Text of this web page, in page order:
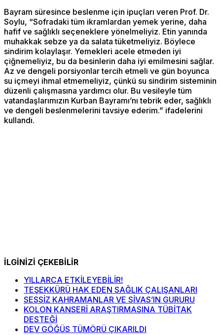
Bayram süresince beslenme için ipuçları veren Prof. Dr.
Soylu, “Sofradaki tüm ikramlardan yemek yerine, daha
hafif ve sağlıklı seçeneklere yönelmeliyiz. Etin yanında
muhakkak sebze ya da salata tüketmeliyiz. Böylece
sindirim kolaylaşır. Yemekleri acele etmeden iyi
çiğnemeliyiz, bu da besinlerin daha iyi emilmesini sağlar.
Az ve dengeli porsiyonlar tercih etmeli ve gün boyunca
su içmeyi ihmal etmemeliyiz, çünkü su sindirim sisteminin
düzenli çalışmasına yardımcı olur. Bu vesileyle tüm
vatandaşlarımızın Kurban Bayramı’nı tebrik eder, sağlıklı
ve dengeli beslenmelerini tavsiye ederim.” ifadelerini
kullandı.
İLGİNİZİ ÇEKEBİLİR
YILLARCA ETKİLEYEBİLİR!
TEŞEKKÜRÜ HAK EDEN SAĞLIK ÇALIŞANLARI
SESSİZ KAHRAMANLAR VE SİVAS’IN GURURU
KOLON KANSERİ ARAŞTIRMASINA TÜBİTAK
DESTEĞİ
DEV GÖĞÜS TÜMÖRÜ ÇIKARILDI